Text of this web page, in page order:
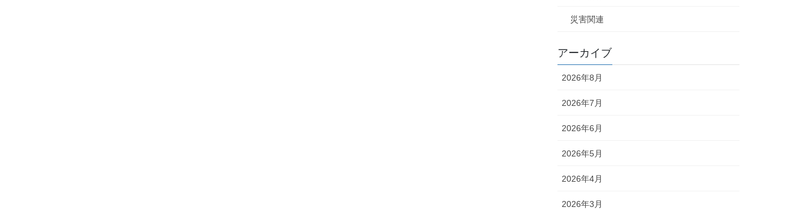
災害関連
アーカイブ
2026年8月
2026年7月
2026年6月
2026年5月
2026年4月
2026年3月